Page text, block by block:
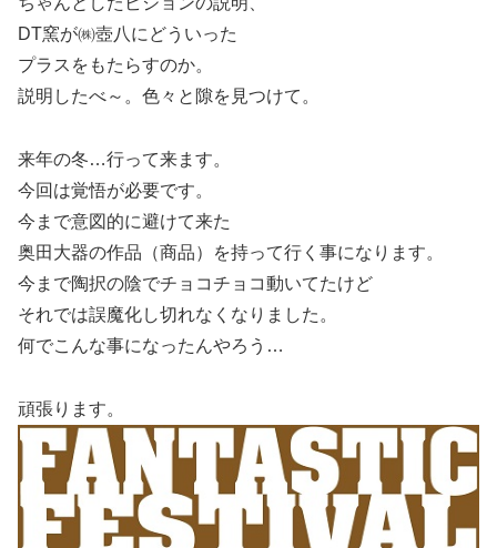
DT窯が㈱壺八にどういった
プラスをもたらすのか。
説明したべ～。色々と隙を見つけて。
来年の冬…行って来ます。
今回は覚悟が必要です。
今まで意図的に避けて来た
奥田大器の作品（商品）を持って行く事になります。
今まで陶択の陰でチョコチョコ動いてたけど
それでは誤魔化し切れなくなりました。
何でこんな事になったんやろう…
頑張ります。